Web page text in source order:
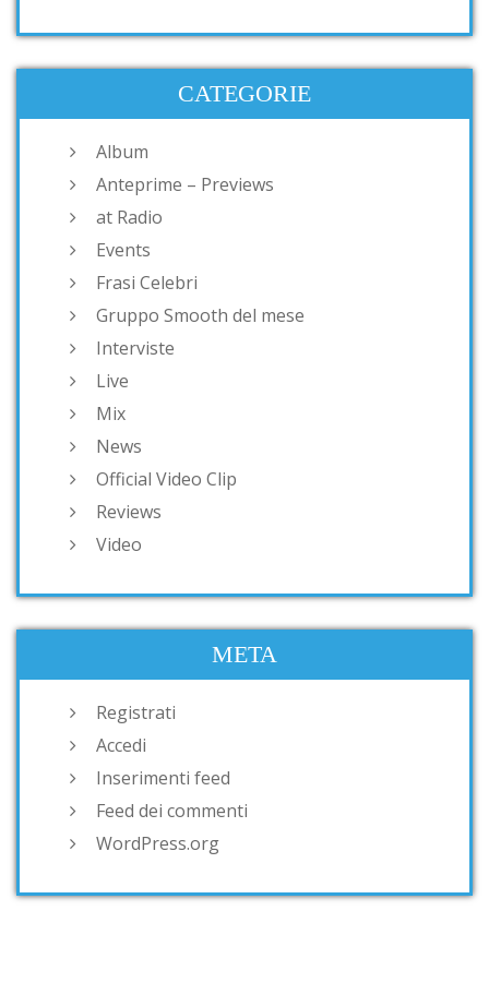
CATEGORIE
Album
Anteprime – Previews
at Radio
Events
Frasi Celebri
Gruppo Smooth del mese
Interviste
Live
Mix
News
Official Video Clip
Reviews
Video
META
Registrati
Accedi
Inserimenti feed
Feed dei commenti
WordPress.org